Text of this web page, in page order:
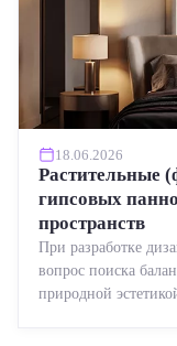
18.06.2026
Растительные
гипсовых
пространств
При разработке
вопрос поиска
природной